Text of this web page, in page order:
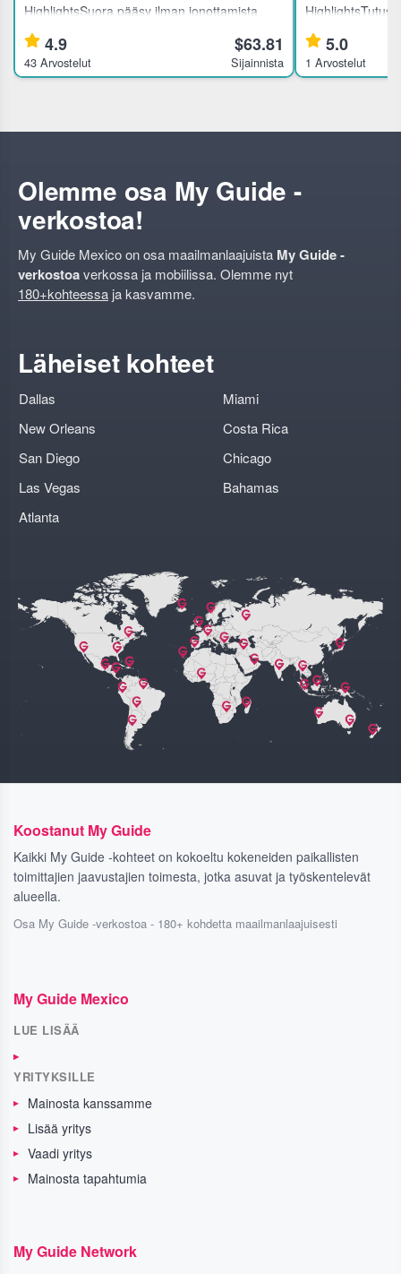
HighlightsSuora pääsy ilman jonottamista
tähän ikoniseen museoon
sisäänpääsylipuilla.Tutustu muinaisten
sivilisaatioiden perintöön asiantuntevan
4.9
43 Arvostelut
$63.81
Sijainnista
muinaiseen
5.0
1 Arvostelut
Olemme osa My Guide -
verkostoa!
My Guide Mexico on osa maailmanlaajuista My Guide -
verkostoaverkossa ja mobiilissa. Olemme nyt
180+kohteessa ja kasvamme.
Läheiset kohteet
Dallas
New Orleans
San Diego
Las Vegas
Atlanta
Miami
Costa Rica
Chicago
Bahamas
Koostanut My Guide
Kaikki My Guide -kohteet on kokoeltu kokeneiden paikallisten
toimittajien jaavustajien toimesta, jotka asuvat ja työskentelevät
alueella.
Osa My Guide -verkostoa - 180+ kohdetta maailmanlaajuisesti
My Guide Mexico
LUE LISÄÄ
YRITYKSILLE
Mainosta kanssamme
Lisää yritys
Vaadi yritys
Mainosta tapahtumia
My Guide Network